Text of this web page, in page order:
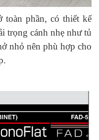
phần, có thiết kế
trọng cánh nhẹ như tủ
nhỏ nên phù hợp cho